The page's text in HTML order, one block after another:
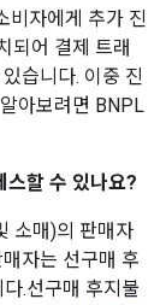
비자에게 추가 진
되어 결제 트래
습니다. 이중 진
아보려면 BNPL
스할 수 있나요?
소매)의 판매자
자는 선구매 후
.선구매 후지불